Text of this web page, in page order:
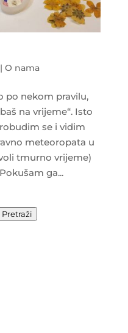
| O nama
po nekom pravilu,
na vrijeme“. Isto
se i vidim
meteoropata u
tmurno vrijeme)
ga...
Pretraži